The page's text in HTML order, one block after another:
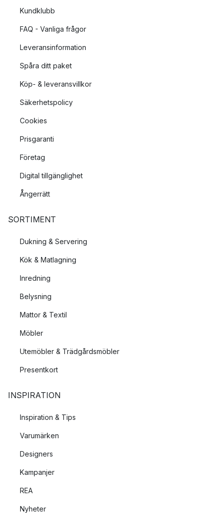
Kundklubb
FAQ - Vanliga frågor
Leveransinformation
Spåra ditt paket
Köp- & leveransvillkor
Säkerhetspolicy
Cookies
Prisgaranti
Företag
Digital tillgänglighet
Ångerrätt
SORTIMENT
Dukning & Servering
Kök & Matlagning
Inredning
Belysning
Mattor & Textil
Möbler
Utemöbler & Trädgårdsmöbler
Presentkort
INSPIRATION
Inspiration & Tips
Varumärken
Designers
Kampanjer
REA
Nyheter